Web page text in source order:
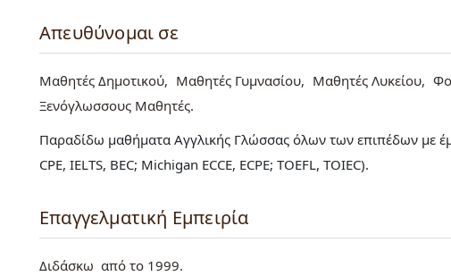
Απευθύνομαι σε
Μαθητές Δημοτικού Μαθητές Γυμνασίου Μαθητές Λυκείου
Ξενόγλωσσους Μαθητές
Παραδίδω μαθήματα Αγγλικής Γλώσσας όλων των επιπέδων με
CPE, IELTS, BEC; Michigan ECCE, ECPE; TOEFL, TOIEC).
Επαγγελματική Εμπειρία
Διδάσκω από το 1999.